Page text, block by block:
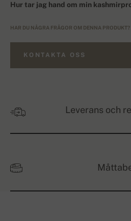
Hur tar jag hand om min
HAR DU NÅGRA FRÅGOR OM DENNA PRODUKT?
KONTAKTA OSS
Leverans och